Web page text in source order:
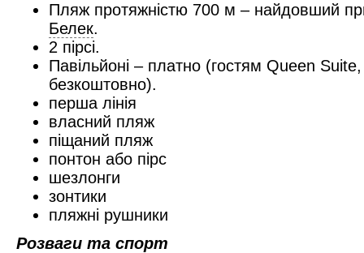
Пляж протяжністю 700 м – найдовший
Белек.
2 пірсі.
Павільйоні – платно (гостям Queen
безкоштовно).
перша лінія
власний пляж
піщаний пляж
понтон або пірс
шезлонги
зонтики
пляжні рушники
Розваги та спорт